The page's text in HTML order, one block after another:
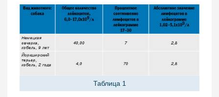
Таблица 1